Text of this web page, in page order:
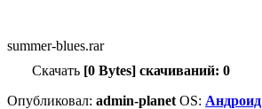
summer-blues.rar
Скачать [0 Bytes] скачиваний: 0
Опубликовал: admin-planet ОS: Андроид